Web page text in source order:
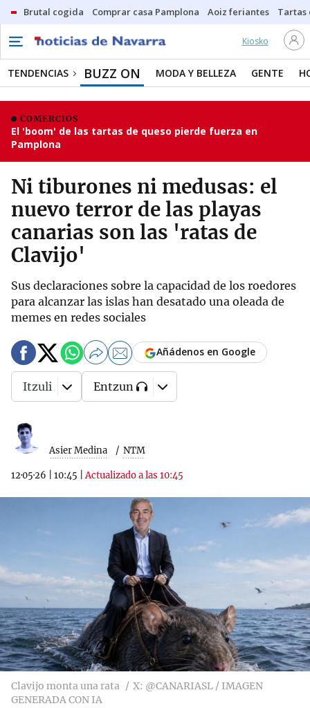
Brutal cogida Comprar casa Pamplona Aoiz feriantes Tartas
Kiosko
TENDENCIAS BUZZ ON MODA Y BELLEZA GENTE
COMERCIOS
El 'boom' de las tartas de queso pierde fuerza en
Pamplona
Ni tiburones ni medusas: el
nuevo terror de las playas
canarias son las 'ratas de
Clavijo'
Sus declaraciones sobre la capacidad de los roedores
para alcanzar las islas han desatado una oleada de
memes en redes sociales
Asier Medina NTM
12·05·26 10:45 |Actualizado a las 10:45
Añádenos en Google
Itzuli Entzun
Clavijo monta una rata
X: @CANARIASL / IMAGEN
GENERADA CON IA